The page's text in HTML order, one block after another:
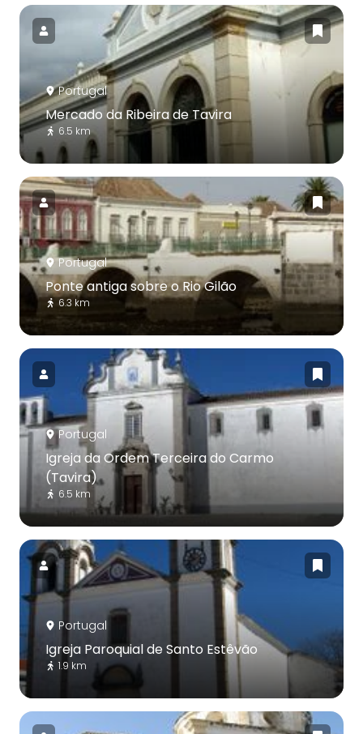
Portugal
Mercado da Ribeira de Tavira
6.5 km
Portugal
Ponte antiga sobre o Rio Gilão
6.3 km
Portugal
Igreja da Ordem Terceira do Carmo
(Tavira)
6.5 km
Portugal
Igreja Paroquial de Santo Estêvão
1.9 km